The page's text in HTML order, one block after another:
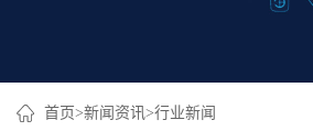
首页>新闻资讯>行业新闻